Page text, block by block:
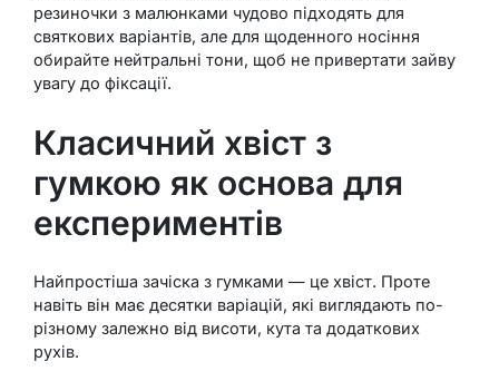
резиночки з малюнками чудово підходять для
святкових варіантів, але для щоденного носіння
обирайте нейтральні тони, щоб не привертати зайву
увагу до фіксації.
Класичний хвіст з
гумкою як основа для
експериментів
Найпростіша зачіска з гумками — це хвіст. Проте
навіть він має десятки варіацій, які виглядають по-
різному залежно від висоти, кута та додаткових
рухів.